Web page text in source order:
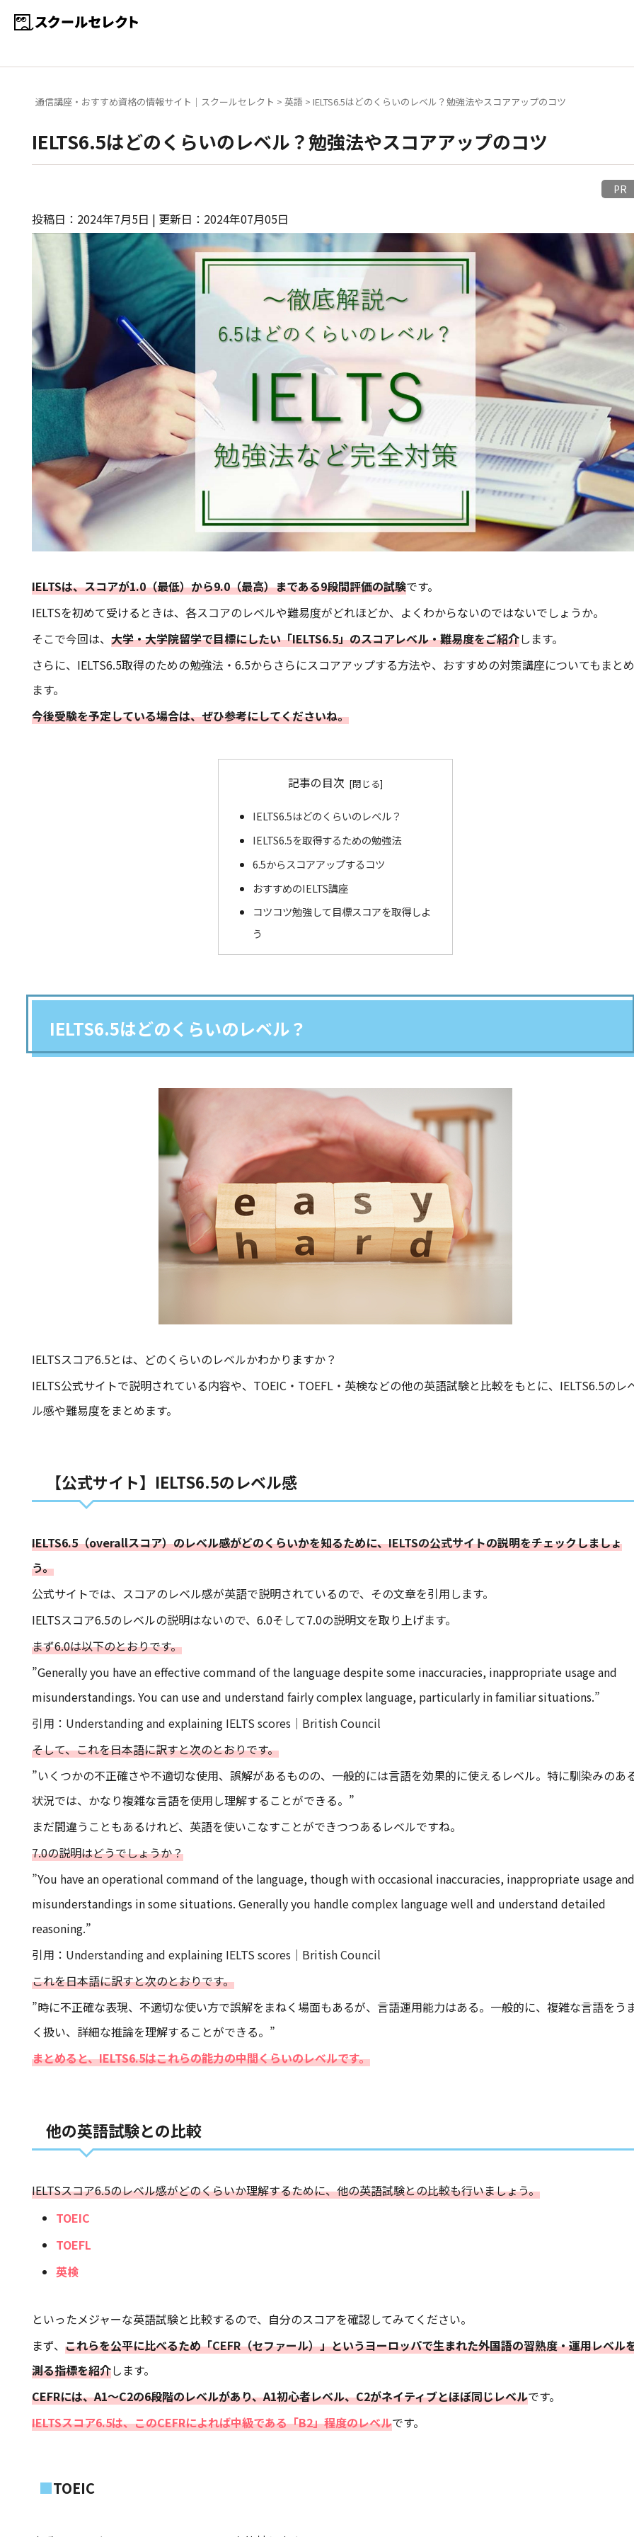
通信講座・おすすめ資格の情報サイト｜スクールセレクト >英語 >IELTS6.5はどのくらいのレベル？勉強法やスコアアップのコツ
IELTS6.5はどのくらいのレベル？勉強法やスコアアップのコツ
投稿日：2024年7月5日 | 更新日：2024年07月05日
IELTSは、スコアが1.0（最低）から9.0（最高）まである9段間評価の試験です。
IELTSを初めて受けるときは、各スコアのレベルや難易度がどれほどか、よくわからないのではないでしょうか。
そこで今回は、 大学・大学院留学で目標にしたい「IELTS6.5」のスコアレベル・難易度をご紹介します。
さらに、IELTS6.5取得のための勉強法・6.5からさらにスコアアップする方法や、おすすめの対策講座についてもまとめ
ます。
今後受験を予定している場合は、ぜひ参考にしてくださいね。
記事の目次
IELTS6.5はどのくらいのレベル？
IELTS6.5を取得するための勉強法
6.5からスコアアップするコツ
おすすめのIELTS講座
コツコツ勉強して目標スコアを取得しよ
う
IELTS6.5はどのくらいのレベル？
IELTSスコア6.5とは、どのくらいのレベルかわかりますか？
IELTS公式サイトで説明されている内容や、TOEIC・TOEFL・英検などの他の英語試験と比較をもとに、IELTS6.5のレ
ル感や難易度をまとめます。
【公式サイト】IELTS6.5のレベル感
IELTS6.5（overallスコア）のレベル感がどのくらいかを知るために、IELTSの公式サイトの説明をチェックしましょ
う。
公式サイトでは、スコアのレベル感が英語で説明されているので、その文章を引用します。
IELTSスコア6.5のレベルの説明はないので、6.0そして7.0の説明文を取り上げます。
まず6.0は以下のとおりです。
”Generally you have an effective command of the language despite some inaccuracies, inappropriate usage and
misunderstandings. You can use and understand fairly complex language, particularly in familiar situations.”
引用： Understanding and explaining IELTS scores｜British Council
そして、これを日本語に訳すと次のとおりです。
”いくつかの不正確さや不適切な使用、誤解があるものの、一般的には言語を効果的に使えるレベル。特に馴染みのあ
状況では、かなり複雑な言語を使用し理解することができる。”
まだ間違うこともあるけれど、英語を使いこなすことができつつあるレベルですね。
7.0の説明はどうでしょうか？
”You have an operational command of the language, though with occasional inaccuracies, inappropriate usage and
misunderstandings in some situations. Generally you handle complex language well and understand detailed
reasoning.”
引用： Understanding and explaining IELTS scores｜British Council
これを日本語に訳すと次のとおりです。
”時に不正確な表現、不適切な使い方で誤解をまねく場面もあるが、言語運用能力はある。一般的に、複雑な言語をう
く扱い、詳細な推論を理解することができる。”
まとめると、IELTS6.5はこれらの能力の中間くらいのレベルです。
他の英語試験との比較
IELTSスコア6.5のレベル感がどのくらいか理解するために、他の英語試験との比較も行いましょう。
TOEIC
TOEFL
英検
といったメジャーな英語試験と比較するので、自分のスコアを確認してみてください。
まず、 これらを公平に比べるため「CEFR（セファール）」というヨーロッパで生まれた外国語の習熟度・運用レベル
測る指標を紹介します。
CEFRには、A1〜C2の6段階のレベルがあり、A1初心者レベル、C2がネイティブとほぼ同じレベルです。
IELTSスコア6.5は、このCEFRによれば中級である「B2」程度のレベルです。
TOEIC